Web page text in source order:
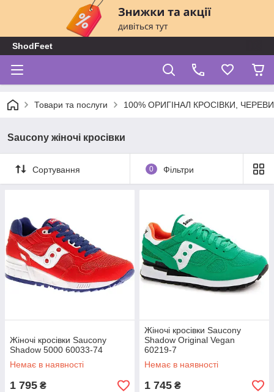
ShodFeet
Товари та послуги 100% ОРИГІНАЛ КРОСІВКИ,
Saucony жіночі кросівки
Сортування 0 Фільтри
Жіночі кросівки Saucony
Shadow 5000 60033-74
Немає в наявності
1 795 ₴
Жіночі кросівки Saucony
Shadow Original Vegan
60219-7
Немає в наявності
1 745 ₴